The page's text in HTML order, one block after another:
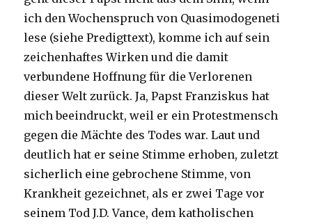
ich den Wochenspruch von Quasimodogeneti
lese (siehe Predigttext), komme ich auf sein
zeichenhaftes Wirken und die damit
verbundene Hoffnung für die Verlorenen
dieser Welt zurück. Ja, Papst Franziskus hat
mich beeindruckt, weil er ein Protestmensch
gegen die Mächte des Todes war. Laut und
deutlich hat er seine Stimme erhoben, zuletzt
sicherlich eine gebrochene Stimme, von
Krankheit gezeichnet, als er zwei Tage vor
seinem Tod J.D. Vance, dem katholischen